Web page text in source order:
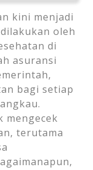
kini menjadi
oleh
di
asuransi
bagi setiap
mengecek
terutama